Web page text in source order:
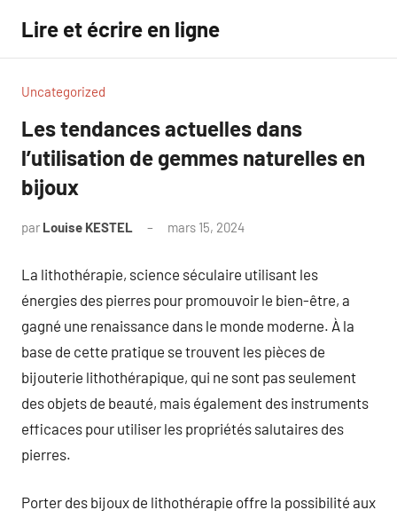
contenu
Lire et écrire en ligne
Uncategorized
Les tendances actuelles dans
l’utilisation de gemmes naturelles en
bijoux
par Louise KESTEL mars 15, 2024
La lithothérapie, science séculaire utilisant les
énergies des pierres pour promouvoir le bien-être, a
gagné une renaissance dans le monde moderne. À la
base de cette pratique se trouvent les pièces de
bijouterie lithothérapique, qui ne sont pas seulement
des objets de beauté, mais également des instruments
efficaces pour utiliser les propriétés salutaires des
pierres.
Porter des bijoux de lithothérapie offre la possibilité aux